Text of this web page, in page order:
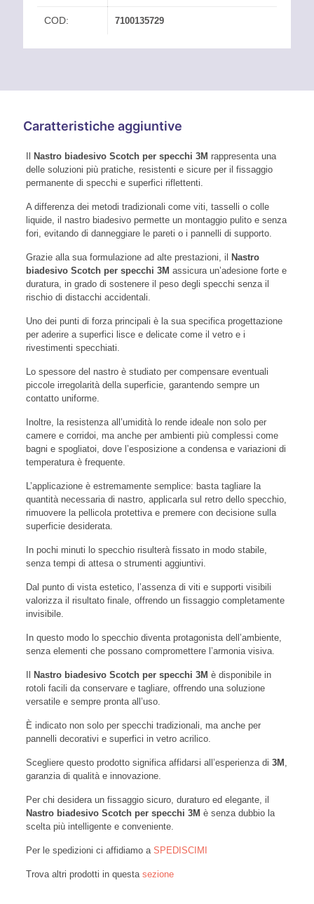
COD: 7100135729
Caratteristiche aggiuntive
Nastro biadesivo Scotch per specchi 3M rappresenta una
delle soluzioni più pratiche, resistenti e sicure per il fissaggio
permanente di specchi e superfici riflettenti.
A differenza dei metodi tradizionali come viti, tasselli o colle
liquide, il nastro biadesivo permette un montaggio pulito e senza
fori, evitando di danneggiare le pareti o i pannelli di supporto.
Grazie alla sua formulazione ad alte prestazioni, il
Nastro
biadesivo Scotch per specchi 3M assicura un’adesione forte e
duratura, in grado di sostenere il peso degli specchi senza il
rischio di distacchi accidentali.
Uno dei punti di forza principali è la sua specifica progettazione
per aderire a superfici lisce e delicate come il vetro e i
rivestimenti specchiati.
Lo spessore del nastro è studiato per compensare eventuali
piccole irregolarità della superficie, garantendo sempre un
contatto uniforme.
Inoltre, la resistenza all’umidità lo rende ideale non solo per
camere e corridoi, ma anche per ambienti più complessi come
bagni e spogliatoi, dove l’esposizione a condensa e variazioni di
temperatura è frequente.
L’applicazione è estremamente semplice: basta tagliare la
quantità necessaria di nastro, applicarla sul retro dello specchio,
rimuovere la pellicola protettiva e premere con decisione sulla
superficie desiderata.
In pochi minuti lo specchio risulterà fissato in modo stabile,
senza tempi di attesa o strumenti aggiuntivi.
Dal punto di vista estetico, l’assenza di viti e supporti visibili
valorizza il risultato finale, offrendo un fissaggio completamente
invisibile.
In questo modo lo specchio diventa protagonista dell’ambiente,
senza elementi che possano compromettere l’armonia visiva.
Nastro biadesivo Scotch per specchi 3M è disponibile in
rotoli facili da conservare e tagliare, offrendo una soluzione
versatile e sempre pronta all’uso.
È indicato non solo per specchi tradizionali, ma anche per
pannelli decorativi e superfici in vetro acrilico.
Scegliere questo prodotto significa affidarsi all’esperienza di 3M ,
garanzia di qualità e innovazione.
Per chi desidera un fissaggio sicuro, duraturo ed elegante, il
Nastro biadesivo Scotch per specchi 3M è senza dubbio la
scelta più intelligente e conveniente.
Per le spedizioni ci affidiamo a SPEDISCIMI
Trova altri prodotti in questa sezione